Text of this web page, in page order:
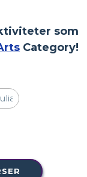
som
Category!